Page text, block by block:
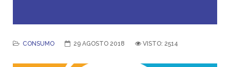
CONSUMO 29 AGOSTO 2018 VISTO: 2514